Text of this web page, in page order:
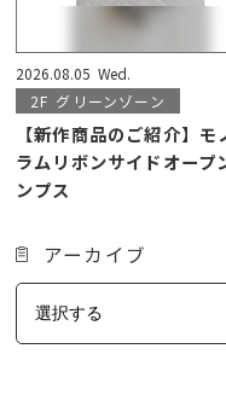
2026.08.05 Wed.
2F グリーンゾーン
【新作商品のご紹介】モ
ラムリボンサイドオープ
ンプス
アーカイブ